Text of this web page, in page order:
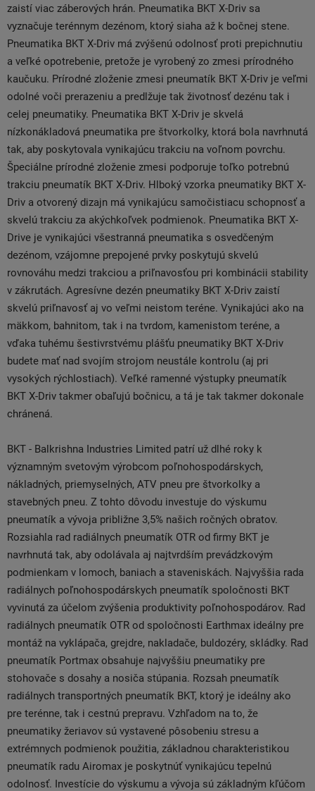
zaistí viac záberových hrán. Pneumatika BKT X-Driv sa
vyznačuje terénnym dezénom, ktorý siaha až k bočnej stene.
Pneumatika BKT X-Driv má zvýšenú odolnosť proti prepichnutiu
a veľké opotrebenie, pretože je vyrobený zo zmesi prírodného
kaučuku. Prírodné zloženie zmesi pneumatík BKT X-Driv je veľmi
odolné voči prerazeniu a predlžuje tak životnosť dezénu tak i
celej pneumatiky. Pneumatika BKT X-Driv je skvelá
nízkonákladová pneumatika pre štvorkolky, ktorá bola navrhnutá
tak, aby poskytovala vynikajúcu trakciu na voľnom povrchu.
Špeciálne prírodné zloženie zmesi podporuje toľko potrebnú
trakciu pneumatík BKT X-Driv. Hlboký vzorka pneumatiky BKT X-
Driv a otvorený dizajn má vynikajúcu samočistiacu schopnosť a
skvelú trakciu za akýchkoľvek podmienok. Pneumatika BKT X-
Drive je vynikajúci všestranná pneumatika s osvedčeným
dezénom, vzájomne prepojené prvky poskytujú skvelú
rovnováhu medzi trakciou a priľnavosťou pri kombinácii stability
v zákrutách. Agresívne dezén pneumatiky BKT X-Driv zaistí
skvelú priľnavosť aj vo veľmi neistom teréne. Vynikajúci ako na
mäkkom, bahnitom, tak i na tvrdom, kamenistom teréne, a
vďaka tuhému šestivrstvému ​​plášťu pneumatiky BKT X-Driv
budete mať nad svojím strojom neustále kontrolu (aj pri
vysokých rýchlostiach). Veľké ramenné výstupky pneumatík
BKT X-Driv takmer obaľujú bočnicu, a tá je tak takmer dokonale
chránená.
BKT - Balkrishna Industries Limited patrí už dlhé roky k
významným svetovým výrobcom poľnohospodárskych,
nákladných, priemyselných, ATV pneu pre štvorkolky a
stavebných pneu. Z tohto dôvodu investuje do výskumu
pneumatík a vývoja približne 3,5% našich ročných obratov.
Rozsiahla rad radiálnych pneumatík OTR od firmy BKT je
navrhnutá tak, aby odolávala aj najtvrdším prevádzkovým
podmienkam v lomoch, baniach a staveniskách. Najvyššia rada
radiálnych poľnohospodárskych pneumatík spoločnosti BKT
vyvinutá za účelom zvýšenia produktivity poľnohospodárov. Rad
radiálnych pneumatík OTR od spoločnosti Earthmax ideálny pre
montáž na vyklápača, grejdre, nakladače, buldozéry, skládky. Rad
pneumatík Portmax obsahuje najvyššiu pneumatiky pre
stohovače s dosahy a nosiča stúpania. Rozsah pneumatík
radiálnych transportných pneumatík BKT, ktorý je ideálny ako
pre terénne, tak i cestnú prepravu. Vzhľadom na to, že
pneumatiky žeriavov sú vystavené pôsobeniu stresu a
extrémnych podmienok použitia, základnou charakteristikou
pneumatík radu Airomax je poskytnúť vynikajúcu tepelnú
odolnosť. Investície do výskumu a vývoja sú základným kľúčom